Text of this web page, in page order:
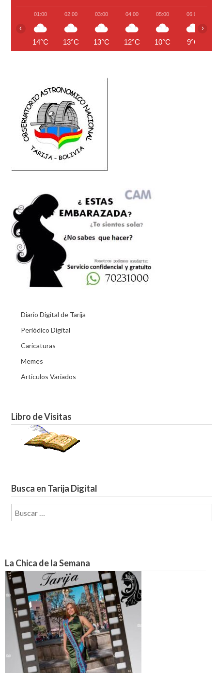
01:00
14°C
02:00
13°C
03:00
13°C
04:00
12°C
05:00
10°C
06:00
9°C
‹ ›
Diario Digital de Tarija
Periódico Digital
Caricaturas
Memes
Articulos Variados
Libro de Visitas
Busca en Tarija Digital
Buscar:
La Chica de la Semana